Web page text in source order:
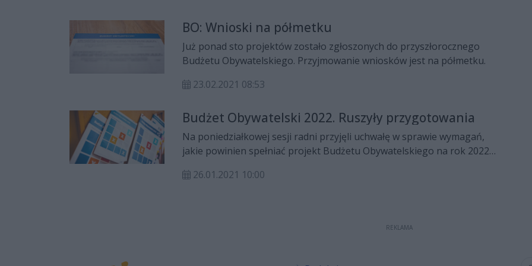
BO: Wnioski na półmetku
Już ponad sto projektów zostało zgłoszonych do przyszłorocznego
Budżetu Obywatelskiego. Przyjmowanie wniosków jest na półmetku.
23.02.2021 08:53
Budżet Obywatelski 2022. Ruszyły przygotowania
Na poniedziałkowej sesji radni przyjęli uchwałę w sprawie wymagań,
jakie powinien spełniać projekt Budżetu Obywatelskiego na rok 2022
o ponad milion złotych więcej niż w tym roku.
26.01.2021 10:00
REKLAMA